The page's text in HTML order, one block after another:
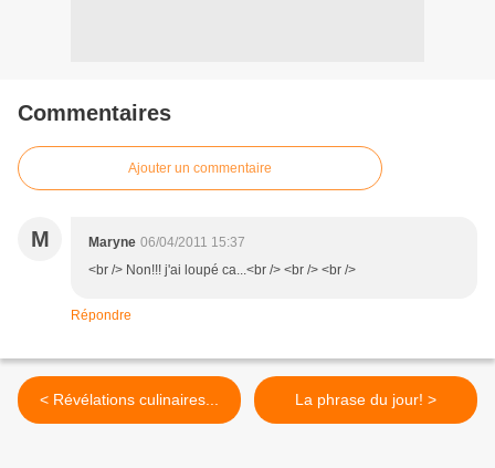
Commentaires
Ajouter un commentaire
M Maryne 06/04/2011 15:37
<br /> Non!!! j'ai loupé ca...<br /> <br /> <br />
Répondre
< Révélations culinaires... La phrase du jour! >